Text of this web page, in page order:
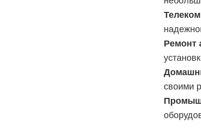
Ремонт
своими